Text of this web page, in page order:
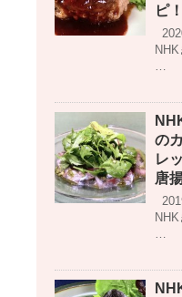
ピ
…
の
レ
唐
…